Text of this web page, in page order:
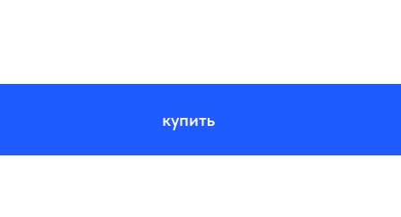
купить